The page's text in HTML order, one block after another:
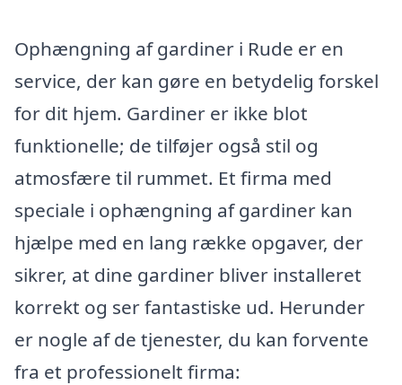
Ophængning af gardiner i Rude er en
service, der kan gøre en betydelig forskel
for dit hjem. Gardiner er ikke blot
funktionelle; de tilføjer også stil og
atmosfære til rummet. Et firma med
speciale i ophængning af gardiner kan
hjælpe med en lang række opgaver, der
sikrer, at dine gardiner bliver installeret
korrekt og ser fantastiske ud. Herunder
er nogle af de tjenester, du kan forvente
fra et professionelt firma: